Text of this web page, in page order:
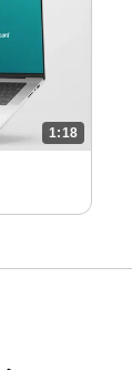
1:18